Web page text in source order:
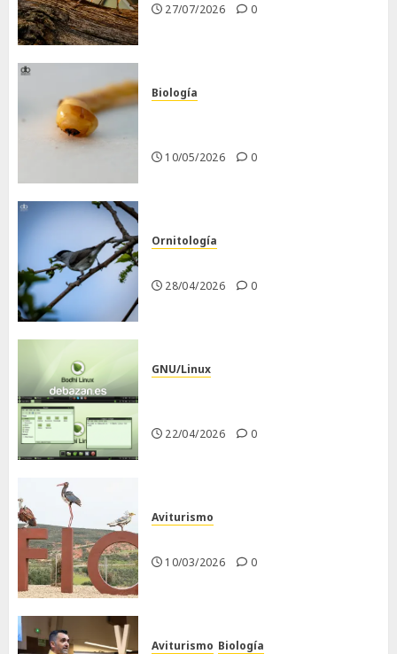
27/07/2026 0
Biología
10/05/2026 0
Ornitología
28/04/2026 0
GNU/Linux
22/04/2026 0
Aviturismo
10/03/2026 0
Aviturismo Biología